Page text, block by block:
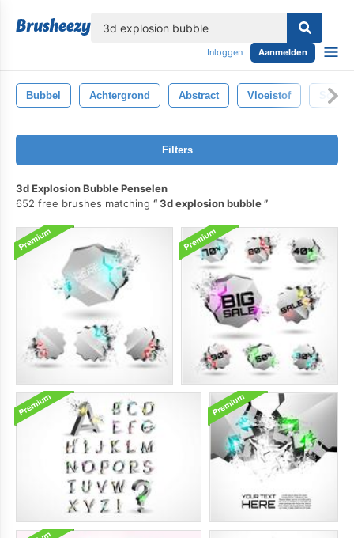
Inloggen Aanmelden
Bubbel Achtergrond Abstract Vloeistof
Filters
3d Explosion Bubble Penselen
652 free brushes matching
3d explosion bubble